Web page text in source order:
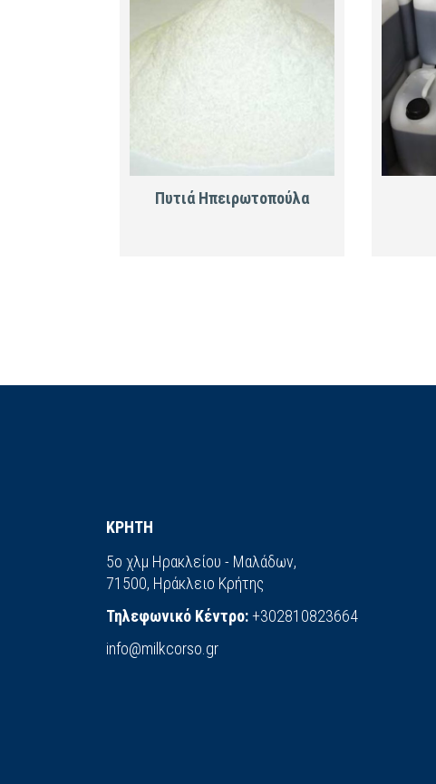
Πυτιά Ηπειρωτοπούλα
ΚΡΗΤΗ
5ο χλμ Ηρακλείου - Μαλάδων,
71500, Ηράκλειο Κρήτης
Τηλεφωνικό Κέντρο:+302810823664
info@milkcorso.gr